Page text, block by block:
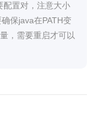
配置对，注意大小
保java在PATH变
，需要重启才可以